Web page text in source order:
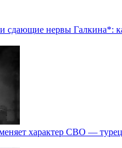
сдающие нервы Галкина*:
характер СВО —